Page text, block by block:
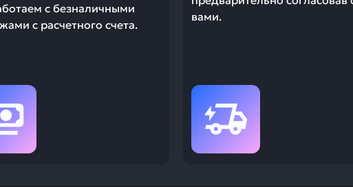
с безналичными
с расчетного счета.
вами.